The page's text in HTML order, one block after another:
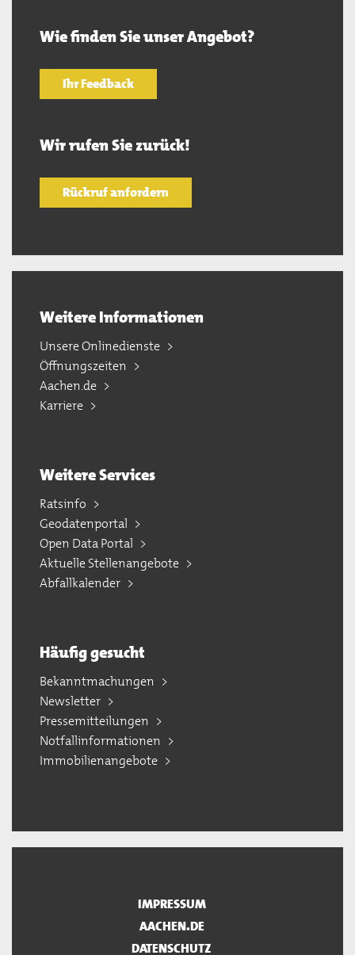
Wie finden Sie unser Angebot?
Ihr Feedback
Wir rufen Sie zurück!
Rückruf anfordern
Weitere Informationen
Unsere Onlinedienste
Öffnungszeiten
Aachen.de
Karriere
Weitere Services
Ratsinfo
Geodatenportal
Open Data Portal
Aktuelle Stellenangebote
Abfallkalender
Häufig gesucht
Bekanntmachungen
Newsletter
Pressemitteilungen
Notfallinformationen
Immobilienangebote
IMPRESSUM
AACHEN.DE
DATENSCHUTZ